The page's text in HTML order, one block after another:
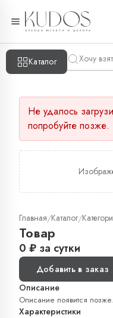
Каталог
Не удалось
попробуйте позже.
Главная/Каталог/
Товар
0 ₽ за сутки
Добавить в заказ
Описание
Описание появится позже.
Характеристики